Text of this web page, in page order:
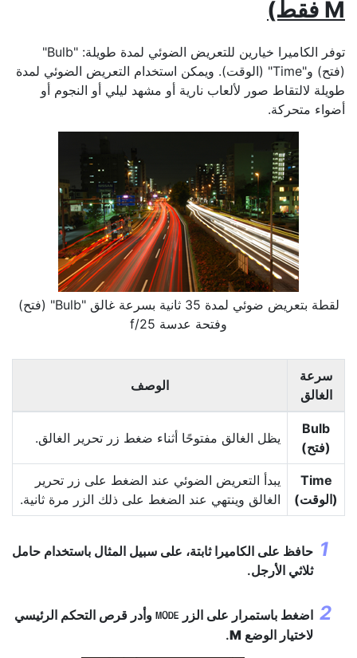
M فقط)
توفر الكاميرا خيارين للتعريض الضوئي لمدة طويلة: "Bulb
"
(فتح) و"Time" (الوقت). ويمكن استخدام التعريض الضوئي لمدة
طويلة لالتقاط صور لألعاب نارية أو مشهد ليلي أو النجوم أو
أضواء متحركة.
لقطة بتعريض ضوئي لمدة 35 ثانية بسرعة غالق "Bulb" (فتح)
وفتحة عدسة f/25
سرعة
الغالق
الوصف
Bulb
(فتح)
يظل الغالق مفتوحًا أثناء ضغط زر تحرير الغالق.
Time
(الوقت)
يبدأ التعريض الضوئي عند الضغط على زر تحرير
الغالق وينتهي عند الضغط على ذلك الزر مرة ثانية.
حافظ على الكاميرا ثابتة، على سبيل المثال باستخدام حامل
ثلاثي الأرجل.
اضغط باستمرار على الزر I وأدر قرص التحكم الرئيسي
لاختيار الوضع M
.